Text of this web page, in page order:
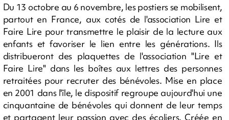
Du 13 octobre au 6 novembre, les postiers se mobilisent,
partout en France, aux cotés de l'association Lire et
Faire Lire pour transmettre le plaisir de la lecture aux
enfants et favoriser le lien entre les générations. Ils
distribueront des plaquettes de l'association "Lire et
Faire Lire" dans les boîtes aux lettres des personnes
retraitées pour recruter des bénévoles. Mise en place
en 2001 dans l'île, le dispositif regroupe aujourd'hui une
cinquantaine de bénévoles qui donnent de leur temps
et partagent leur passion avec des écoliers. Créée en